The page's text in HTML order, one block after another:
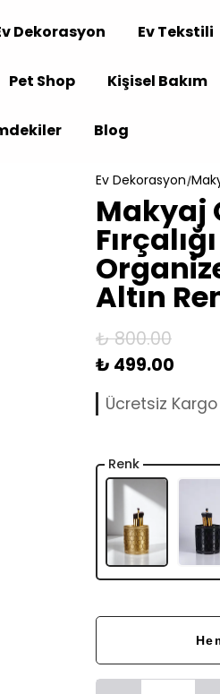
Dekorasyon Ev Tekstili
Pet Shop Kişisel Bakım
Blog
Ev Dekorasyon
Makyaj
Altın
₺ 800.00
₺ 499.00
Ücretsiz Kargo
Renk